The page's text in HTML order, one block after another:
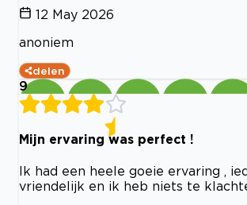
12 May 2026
anoniem
delen
9
Mijn ervaring was perfect !
Ik had een heele goeie ervaring ,
vriendelijk en ik heb niets te